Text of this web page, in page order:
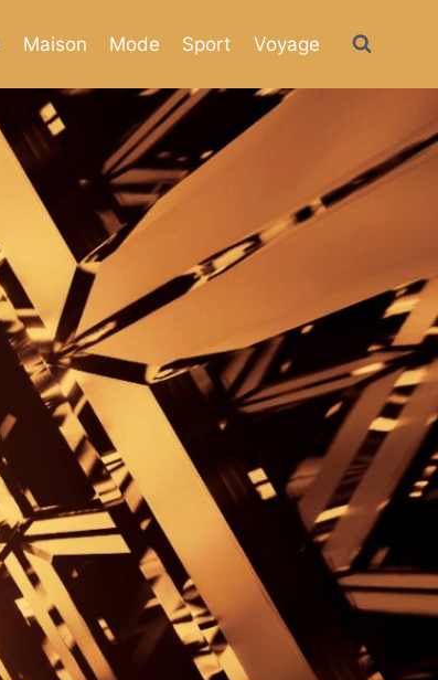
Maison Mode Sport Voyage